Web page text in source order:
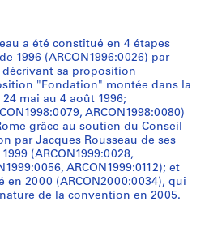
a été constitué en 4 étapes
1996 (ARCON1996:0026) par
sa proposition
"Fondation" montée dans la
mai au 4 août 1996;
ARCON1998:0080)
grâce au soutien du Conseil
par Jacques Rousseau de ses
(ARCON1999:0028,
ARCON1999:0112); et
en 2000 (ARCON2000:0034), qui
de la convention en 2005.